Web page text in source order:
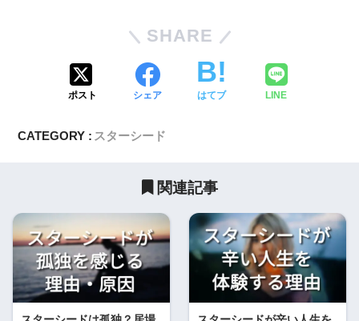
SHARE
ポスト シェア はてブ LINE
CATEGORY : スターシード
関連記事